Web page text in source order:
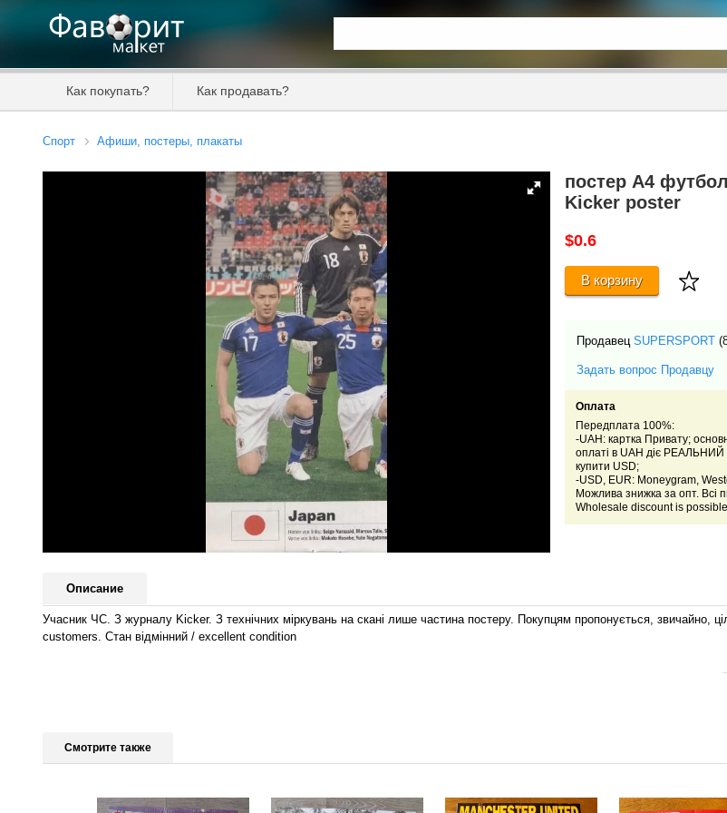
Как покупать? Как продавать?
Спорт Афиши, постеры, плакаты
постер А4
Kicker poster
$0.6
В корзину
Продавец SUPERSPORT
Задать вопрос Продавцу
Оплата
Передплата 100%:
-UAH: картка Привату;
оплаті в UAH діє РЕАЛЬНИЙ
купити USD;
-USD, EUR: Moneygram,
Можлива знижка за опт. Всі
Wholesale discount is possible
Описание
Учасник ЧС. З журналу Kicker. З технічних міркувань на скані лише частина постеру. Покупцям пропонується, звичайно,
customers. Стан відмінний / excellent condition
Смотрите также